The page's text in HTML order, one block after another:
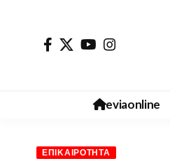
eviaonline
ΕΠΙΚΑΙΡΌΤΗΤΑ